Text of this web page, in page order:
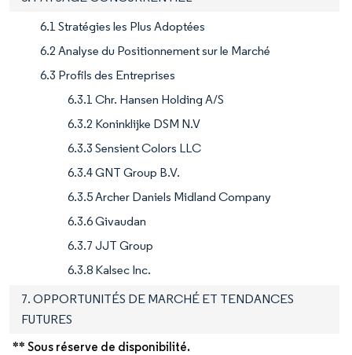
6.1 Stratégies les Plus Adoptées
6.2 Analyse du Positionnement sur le Marché
6.3 Profils des Entreprises
6.3.1 Chr. Hansen Holding A/S
6.3.2 Koninklijke DSM N.V
6.3.3 Sensient Colors LLC
6.3.4 GNT Group B.V.
6.3.5 Archer Daniels Midland Company
6.3.6 Givaudan
6.3.7 JJT Group
6.3.8 Kalsec Inc.
7. OPPORTUNITÉS DE MARCHÉ ET TENDANCES
FUTURES
** Sous réserve de disponibilité.